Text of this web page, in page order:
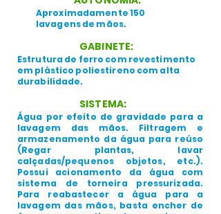
Aproximadamente 150
lavagens de mãos.
GABINETE:
Estrutura de ferro com revestimento
em plástico poliestireno com alta
durabilidade.
SISTEMA:
Água por efeito de gravidade para a
lavagem das mãos. Filtragem e
armazenamento da água para reúso
(Regar plantas, lavar
calçadas/pequenos objetos, etc.).
Possui acionamento da água com
sistema de torneira pressurizada.
Para reabastecer a água para a
lavagem das mãos, basta encher de